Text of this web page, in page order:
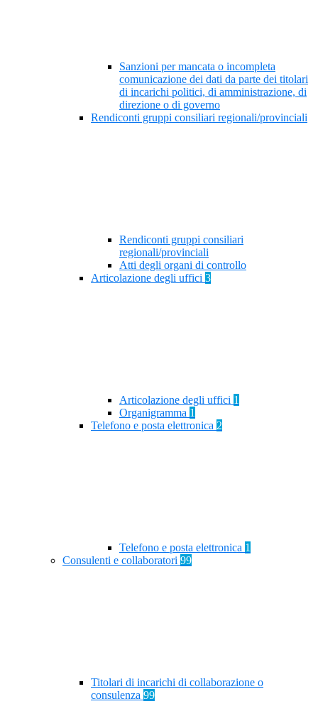
Sanzioni per mancata o incompleta
comunicazione dei dati da parte dei titolari
di incarichi politici, di amministrazione, di
direzione o di governo
Rendiconti gruppi consiliari regionali/provinciali
Rendiconti gruppi consiliari
regionali/provinciali
Atti degli organi di controllo
Articolazione degli uffici 3
Articolazione degli uffici 1
Organigramma 1
Telefono e posta elettronica 2
Telefono e posta elettronica 1
Consulenti e collaboratori 99
Titolari di incarichi di collaborazione o
consulenza 99